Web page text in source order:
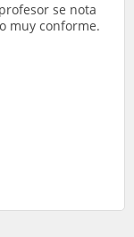
se nota
muy conforme.